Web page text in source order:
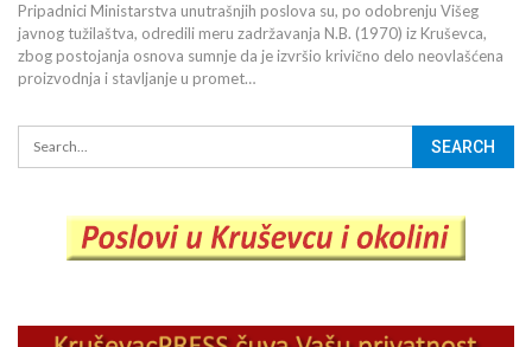
Pripadnici Ministarstva unutrašnjih poslova su, po odobrenju Višeg
javnog tužilaštva, odredili meru zadržavanja N.B. (1970) iz Kruševca,
zbog postojanja osnova sumnje da je izvršio krivično delo neovlašćena
proizvodnja i stavljanje u promet…